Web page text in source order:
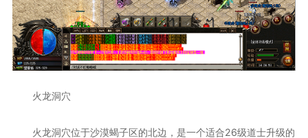
火龙洞穴
火龙洞穴位于沙漠蝎子区的北边，是一个适合26级道士升级的